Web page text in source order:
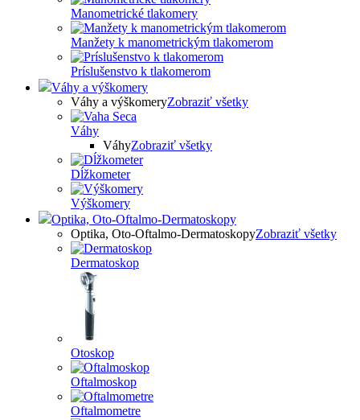
Manometrické tlakomery
Manžety k manometrickým tlakomerom
Príslušenstvo k tlakomerom
Váhy a výškomery
Váhy a výškomeryZobraziť všetky
Váhy
VáhyZobraziť všetky
Dĺžkometer
Výškomery
Optika, Oto-Oftalmo-Dermatoskopy
Optika, Oto-Oftalmo-DermatoskopyZobraziť všetky
Dermatoskop
Otoskop
Oftalmoskop
Oftalmometre